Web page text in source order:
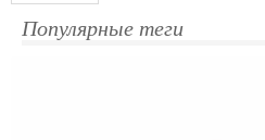
Популярные теги